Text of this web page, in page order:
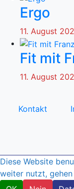
Ergo
11. August
Fit mit
11. August
Kontakt
Diese Website
weiter nutzt,